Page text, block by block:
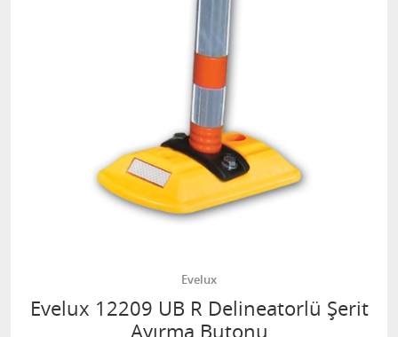
Evelux
Evelux 12209 UB R Delineatorlü Şerit
Ayırma Butonu